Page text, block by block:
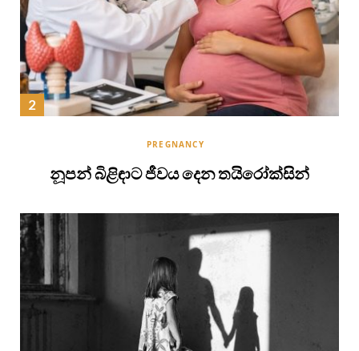
PREGNANCY
නූපන් බිළිඳාට ජීවය දෙන තයිරෝක්සින්